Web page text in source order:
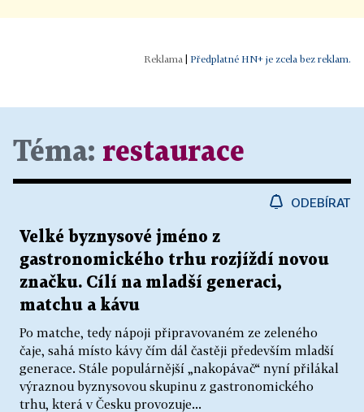
Předplatné HN+ je zcela bez reklam.
Téma: restaurace
ODEBÍRAT
Velké byznysové jméno z
gastronomického trhu rozjíždí novou
značku. Cílí na mladší generaci,
matchu a kávu
Po matche, tedy nápoji připravovaném ze zeleného
čaje, sahá místo kávy čím dál častěji především mladší
generace. Stále populárnější „nakopávač“ nyní přilákal
výraznou byznysovou skupinu z gastronomického
trhu, která v Česku provozuje...